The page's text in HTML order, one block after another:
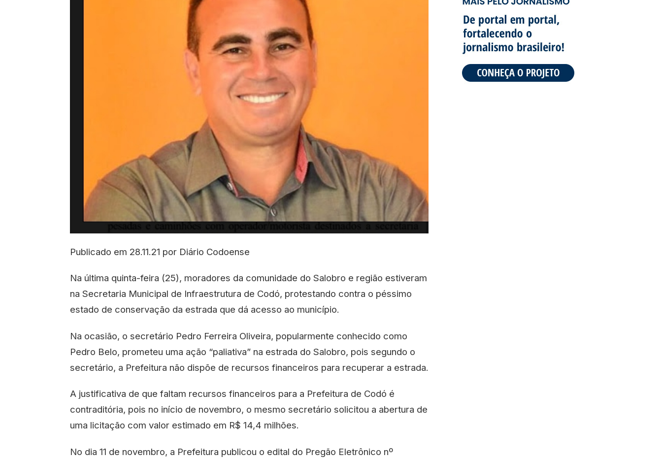
Publicado em 28.11.21 por Diário Codoense
Na última quinta-feira (25), moradores da comunidade do Salobro e região estiveram
na Secretaria Municipal de Infraestrutura de Codó, protestando contra o péssimo
estado de conservação da estrada que dá acesso ao município.
Na ocasião, o secretário Pedro Ferreira Oliveira, popularmente conhecido como
Pedro Belo, prometeu uma ação “paliativa” na estrada do Salobro, pois segundo o
secretário, a Prefeitura não dispõe de recursos financeiros para recuperar a estrada.
A justificativa de que faltam recursos financeiros para a Prefeitura de Codó é
contraditória, pois no início de novembro, o mesmo secretário solicitou a abertura de
uma licitação com valor estimado em R$ 14,4 milhões.
No dia 11 de novembro, a Prefeitura publicou o edital do Pregão Eletrônico nº